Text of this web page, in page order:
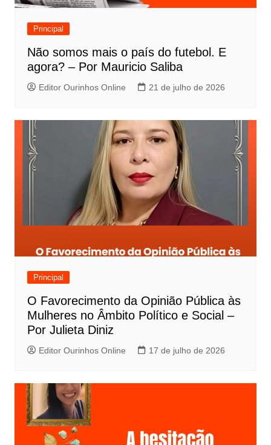
Principal
Não somos mais o país do futebol. E
agora? – Por Mauricio Saliba
Editor Ourinhos Online 21 de julho de 2026
Principal
O Favorecimento da Opinião Pública às
Mulheres no Âmbito Político e Social –
Por Julieta Diniz
Editor Ourinhos Online 17 de julho de 2026